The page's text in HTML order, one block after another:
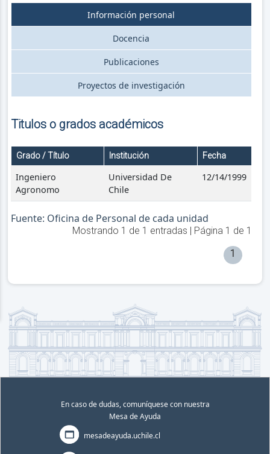
Información personal
Docencia
Publicaciones
Proyectos de investigación
Titulos o grados académicos
Grado / Título Institución Fecha
Ingeniero
Agronomo
Universidad De
Chile
12/14/1999
Fuente: Oficina de Personal de cada unidad
Mostrando 1 de 1 entradas | Página 1 de 1
1
En caso de dudas, comuníquese con nuestra
Mesa de Ayuda
mesadeayuda.uchile.cl